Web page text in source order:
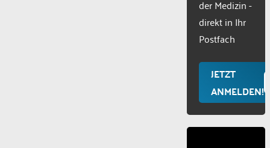
Consent
der Medizin -
direkt in Ihr
Postfach
JETZT
ANMELDEN!